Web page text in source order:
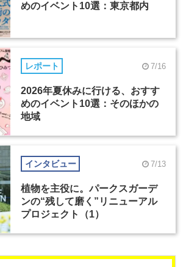
めのイベント10選：東京都内
レポート 7/16
2026年夏休みに行ける、おすす
めのイベント10選：そのほかの
地域
インタビュー 7/13
植物を主役に。パークスガーデ
ンの“残して磨く”リニューアル
プロジェクト（1）